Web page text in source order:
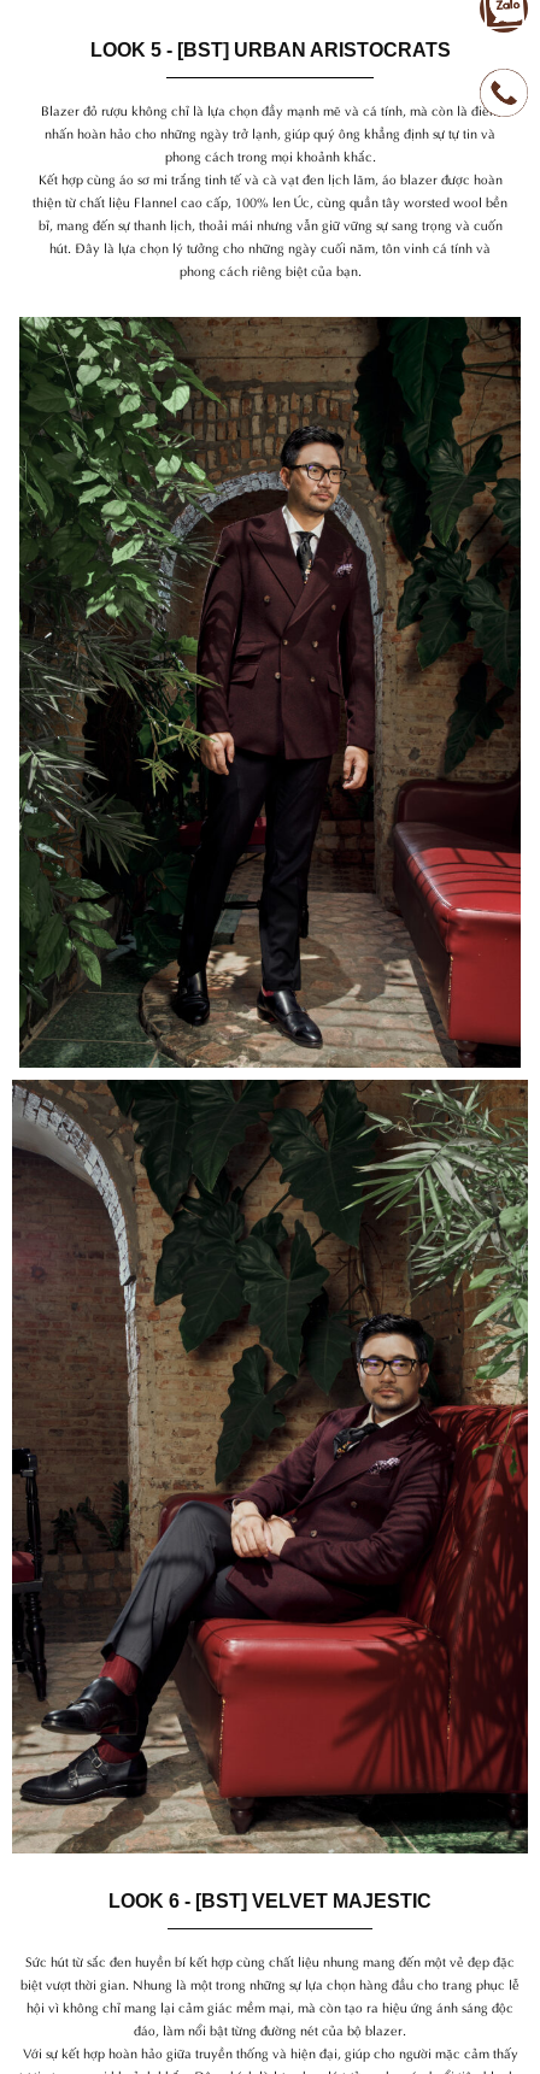
LOOK 5 - [BST] URBAN ARISTOCRATS
Blazer đỏ rượu không chỉ là lựa chọn đầy mạnh mẽ và cá tính, mà còn là điểm
nhấn hoàn hảo cho những ngày trở lạnh, giúp quý ông khẳng định sự tự tin và
phong cách trong mọi khoảnh khắc.
Kết hợp cùng áo sơ mi trắng tinh tế và cà vạt đen lịch lãm, áo blazer được hoàn
thiện từ chất liệu Flannel cao cấp, 100% len Úc, cùng quần tây worsted wool bền
bỉ, mang đến sự thanh lịch, thoải mái nhưng vẫn giữ vững sự sang trọng và cuốn
hút. Đây là lựa chọn lý tưởng cho những ngày cuối năm, tôn vinh cá tính và
phong cách riêng biệt của bạn.
LOOK 6 - [BST] VELVET MAJESTIC
Sức hút từ sắc đen huyền bí kết hợp cùng chất liệu nhung mang đến một vẻ đẹp đặc
biệt vượt thời gian. Nhung là một trong những sự lựa chọn hàng đầu cho trang phục lễ
hội vì không chỉ mang lại cảm giác mềm mại, mà còn tạo ra hiệu ứng ánh sáng độc
đáo, làm nổi bật từng đường nét của bộ blazer.
Với sự kết hợp hoàn hảo giữa truyền thống và hiện đại, giúp cho người mặc cảm thấy